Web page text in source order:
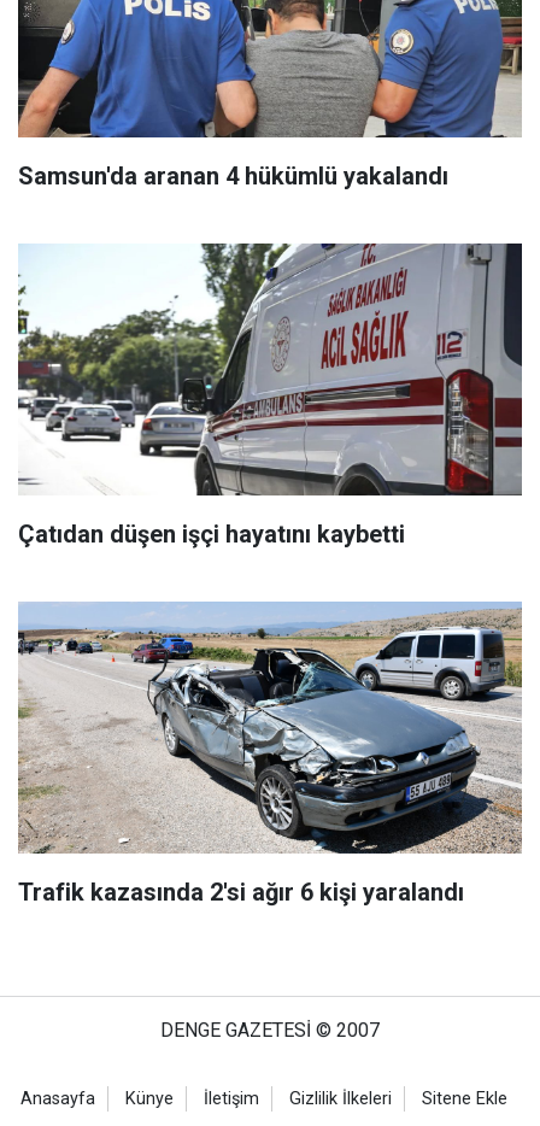
Samsun'da aranan 4 hükümlü yakalandı
Çatıdan düşen işçi hayatını kaybetti
Trafik kazasında 2'si ağır 6 kişi yaralandı
DENGE GAZETESİ © 2007
Anasayfa Künye İletişim Gizlilik İlkeleri Sitene Ekle